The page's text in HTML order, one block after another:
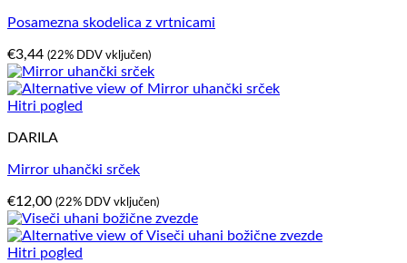
Posamezna skodelica z vrtnicami
€3,44 (22% DDV vključen)
Hitri pogled
DARILA
Mirror uhančki srček
€12,00 (22% DDV vključen)
Hitri pogled